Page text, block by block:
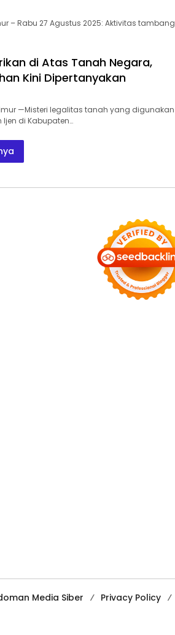
– Rabu 27 Agustus 2025: Aktivitas tambang
di Atas Tanah Negara,
Kini Dipertanyakan
—Misteri legalitas tanah yang digunakan
di Kabupaten…
Media Siber Privacy Policy